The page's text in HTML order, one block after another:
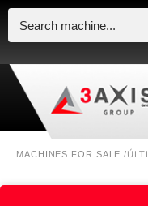
MACHINES FOR SALE /